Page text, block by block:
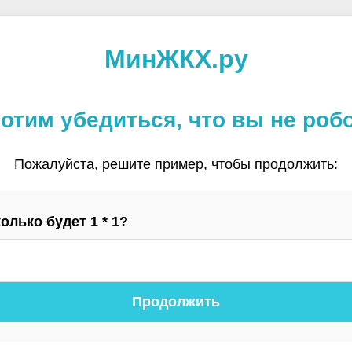
МинЖКХ.ру
убедиться, что вы не
Пожалуйста, решите пример, чтобы продолжить:
будет 1 * 1?
Продолжить